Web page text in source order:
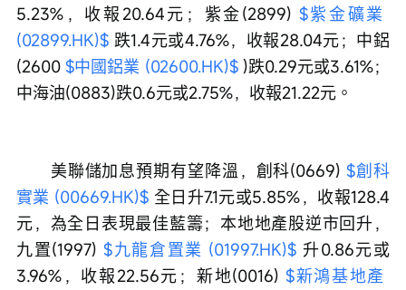
5.23%，收報20.64元；紫金(2899) $紫金礦業
(02899.HK)$ 跌1.4元或4.76%，收報28.04元；中鋁
(2600 $中國鋁業 (02600.HK)$ )跌0.29元或3.61%；
中海油(0883)跌0.6元或2.75%，收報21.22元。
美聯儲加息預期有望降溫，創科(0669) $創科
實業 (00669.HK)$ 全日升7.1元或5.85%，收報128.4
元，為全日表現最佳藍籌；本地地產股逆市回升，
九置(1997) $九龍倉置業 (01997.HK)$ 升0.86元或
3.96%，收報22.56元；新地(0016) $新鴻基地產